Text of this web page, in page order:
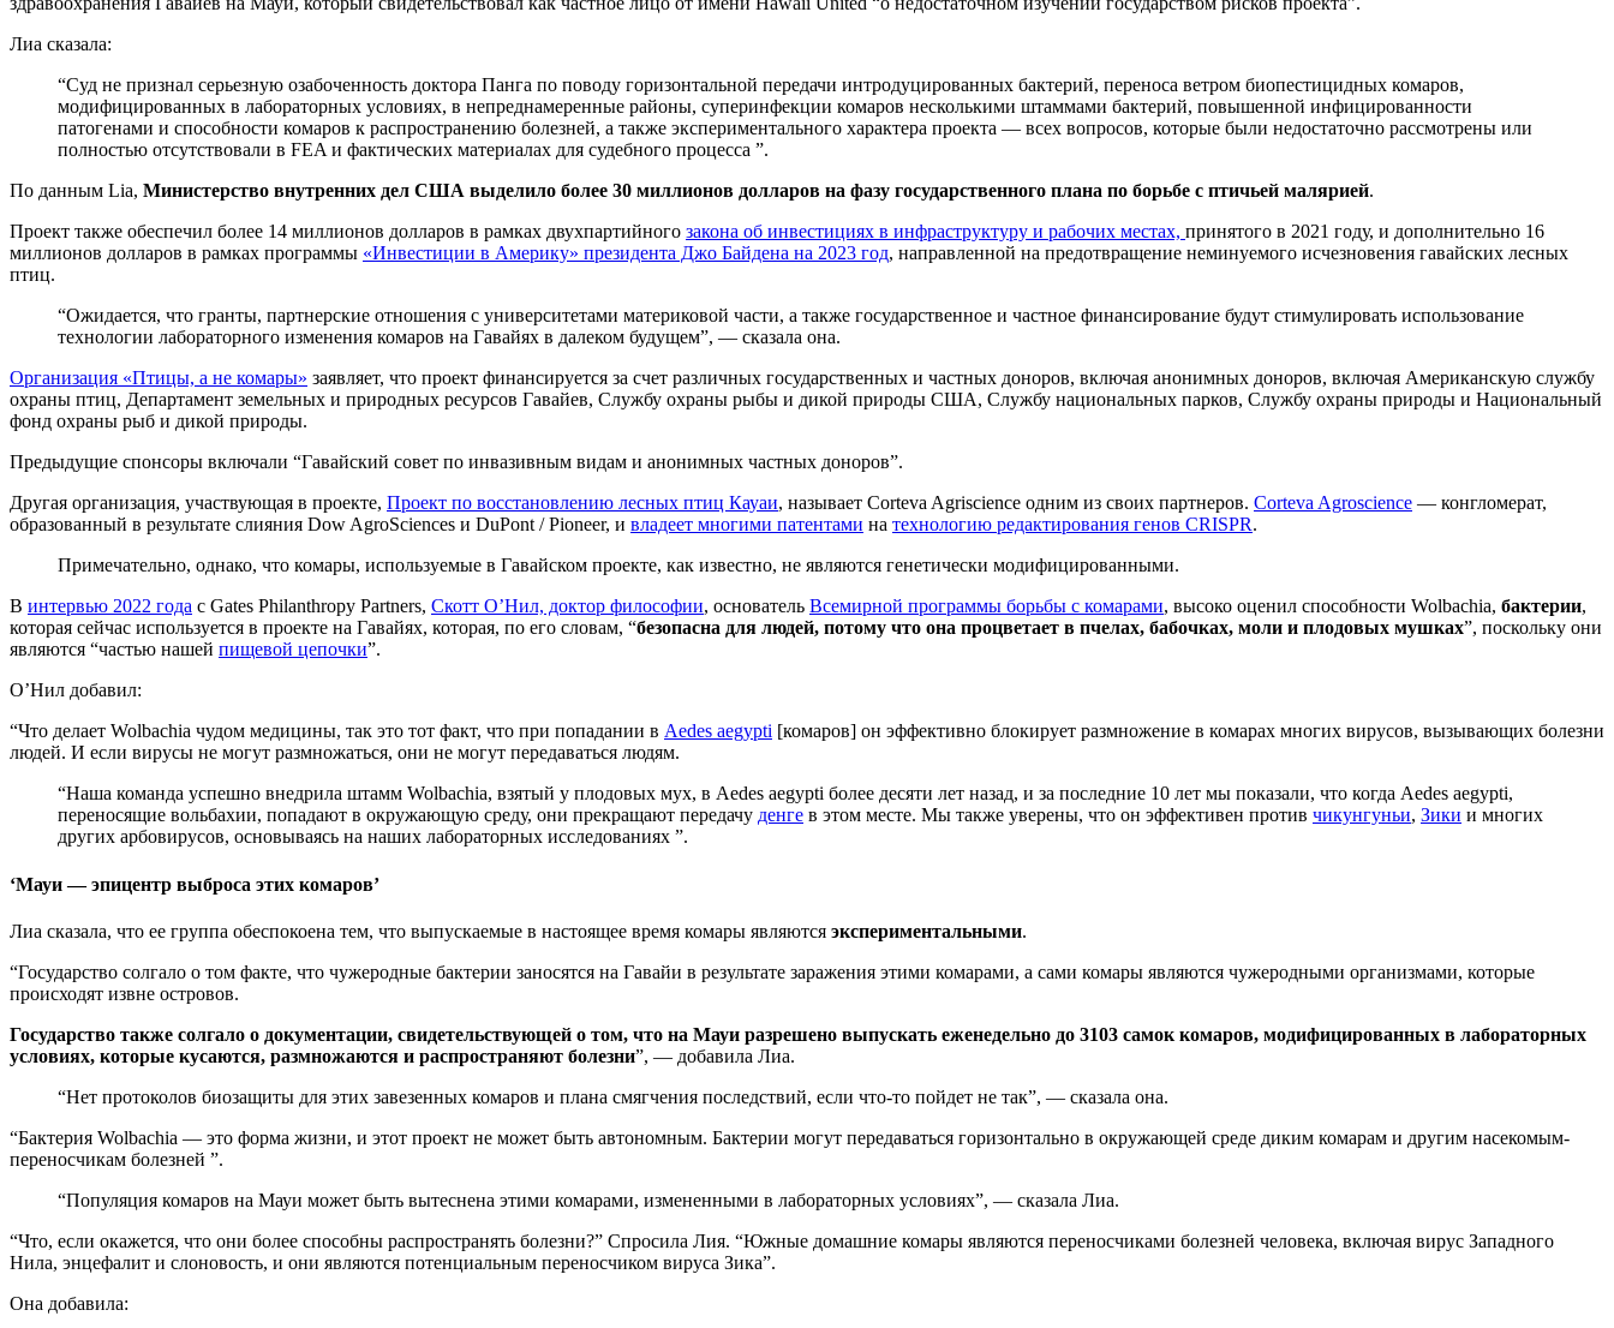
Лиа сказала:
“Суд не признал серьезную озабоченность доктора Панга по поводу горизонтальной передачи интродуцированных бактерий, переноса ветром биопестицидных комаров,
модифицированных в лабораторных условиях, в непреднамеренные районы, суперинфекции комаров несколькими штаммами бактерий, повышенной инфицированности
патогенами и способности комаров к распространению болезней, а также экспериментального характера проекта — всех вопросов, которые были недостаточно рассмотрены или
полностью отсутствовали в FEA и фактических материалах для судебного процесса ”.
По данным Lia, Министерство внутренних дел США выделило более 30 миллионов долларов на фазу государственного плана по борьбе с птичьей малярией.
Проект также обеспечил более 14 миллионов долларов в рамках двухпартийного закона об инвестициях в инфраструктуру и рабочих местах, принятого в 2021 году, и дополнительно 16
миллионов долларов в рамках программы «Инвестиции в Америку» президента Джо Байдена на 2023 год, направленной на предотвращение неминуемого исчезновения гавайских лесных
птиц.
“Ожидается, что гранты, партнерские отношения с университетами материковой части, а также государственное и частное финансирование будут стимулировать использование
технологии лабораторного изменения комаров на Гавайях в далеком будущем”, — сказала она.
Организация «Птицы, а не комары» заявляет, что проект финансируется за счет различных государственных и частных доноров, включая анонимных доноров, включая Американскую службу
охраны птиц, Департамент земельных и природных ресурсов Гавайев, Службу охраны рыбы и дикой природы США, Службу национальных парков, Службу охраны природы и Национальный
фонд охраны рыб и дикой природы.
Предыдущие спонсоры включали “Гавайский совет по инвазивным видам и анонимных частных доноров”.
Другая организация, участвующая в проекте, Проект по восстановлению лесных птиц Кауаи, называет Corteva Agriscience одним из своих партнеров. Corteva Agroscience — конгломерат,
образованный в результате слияния Dow AgroSciences и DuPont / Pioneer, и владеет многими патентами на технологию редактирования генов CRISPR.
Примечательно, однако, что комары, используемые в Гавайском проекте, как известно, не являются генетически модифицированными.
В интервью 2022 года с Gates Philanthropy Partners, Скотт О’Нил, доктор философии, основатель Всемирной программы борьбы с комарами, высоко оценил способности Wolbachia, бактерии,
которая сейчас используется в проекте на Гавайях, которая, по его словам, “безопасна для людей, потому что она процветает в пчелах, бабочках, моли и плодовых мушках”, поскольку они
являются “частью нашей пищевой цепочки”.
О’Нил добавил:
“Что делает Wolbachia чудом медицины, так это тот факт, что при попадании в Aedes aegypti [комаров] он эффективно блокирует размножение в комарах многих вирусов, вызывающих болезни
людей. И если вирусы не могут размножаться, они не могут передаваться людям.
“Наша команда успешно внедрила штамм Wolbachia, взятый у плодовых мух, в Aedes aegypti более десяти лет назад, и за последние 10 лет мы показали, что когда Aedes aegypti,
переносящие вольбахии, попадают в окружающую среду, они прекращают передачу денге в этом месте. Мы также уверены, что он эффективен против чикунгуньи, Зики и многих
других арбовирусов, основываясь на наших лабораторных исследованиях ”.
‘Мауи — эпицентр выброса этих комаров’
Лиа сказала, что ее группа обеспокоена тем, что выпускаемые в настоящее время комары являются экспериментальными.
“Государство солгало о том факте, что чужеродные бактерии заносятся на Гавайи в результате заражения этими комарами, а сами комары являются чужеродными организмами, которые
происходят извне островов.
Государство также солгало о документации, свидетельствующей о том, что на Мауи разрешено выпускать еженедельно до 3103 самок комаров, модифицированных в лабораторных
условиях, которые кусаются, размножаются и распространяют болезни”, — добавила Лиа.
“Нет протоколов биозащиты для этих завезенных комаров и плана смягчения последствий, если что-то пойдет не так”, — сказала она.
“Бактерия Wolbachia — это форма жизни, и этот проект не может быть автономным. Бактерии могут передаваться горизонтально в окружающей среде диким комарам и другим насекомым-
переносчикам болезней ”.
“Популяция комаров на Мауи может быть вытеснена этими комарами, измененными в лабораторных условиях”, — сказала Лиа.
“Что, если окажется, что они более способны распространять болезни?” Спросила Лия. “Южные домашние комары являются переносчиками болезней человека, включая вирус Западного
Нила, энцефалит и слоновость, и они являются потенциальным переносчиком вируса Зика”.
Она добавила: